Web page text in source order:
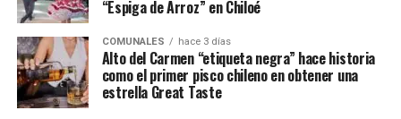
“Espiga de Arroz” en Chiloé
COMUNALES hace 3 días
Alto del Carmen “etiqueta negra” hace historia
como el primer pisco chileno en obtener una
estrella Great Taste